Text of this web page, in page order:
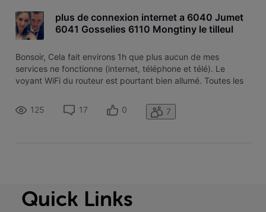
plus de connexion internet a 6040 Jumet
6041 Gosselies 6110 Mongtiny le tilleul
Bonsoir, Cela fait environs 1h que plus aucun de mes
services ne fonctionne (internet, téléphone et télé). Le
voyant WiFi du routeur est pourtant bien allumé. Toutes les
chez VOO? De quoi pourrait il s'agir ? Merci
125 17 0 7
Quick Links